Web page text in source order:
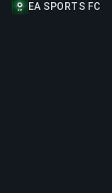
EA SPORTS FC